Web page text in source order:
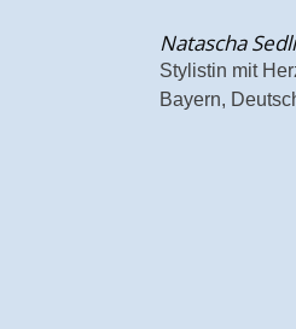
Natascha
Stylistin mit
Bayern,